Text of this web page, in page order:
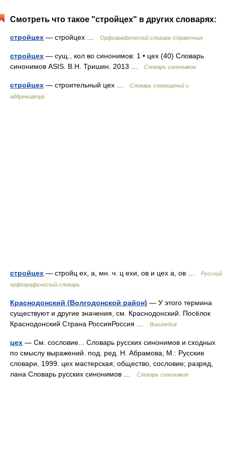
Смотреть что такое "стройцех" в других словарях:
стройцех — стройцех … Орфографический словарь-справочник
стройцех — сущ., кол во синонимов: 1 • цех (40) Словарь
синонимов ASIS. В.Н. Тришин. 2013 …
Словарь синонимов
стройцех — строительный цех …
Словарь сокращений и
аббревиатур
стройцех — стройц ех, а, мн. ч. ц ехи, ов и цех а, ов …
Русский
орфографический словарь
Краснодонский (Волгодонской район) — У этого термина
существуют и другие значения, см. Краснодонский. Посёлок
Краснодонский Страна РоссияРоссия …
Википедия
цех — См. сословие... Словарь русских синонимов и сходных
по смыслу выражений. под. ред. Н. Абрамова, М.: Русские
словари, 1999. цех мастерская; общество, сословие; разряд,
лана Словарь русских синонимов …
Словарь синонимов